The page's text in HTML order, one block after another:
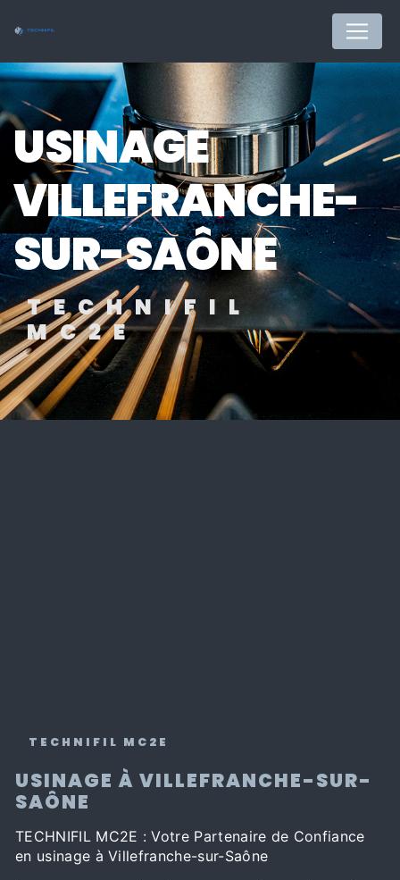
USINAGE
VILLEFRANCHE-
SUR-SAÔNE
TECHNIFIL
MC2E
TECHNIFIL MC2E
USINAGE À VILLEFRANCHE-SUR-
SAÔNE
TECHNIFIL MC2E : Votre Partenaire de Confiance
en usinage à Villefranche-sur-Saône